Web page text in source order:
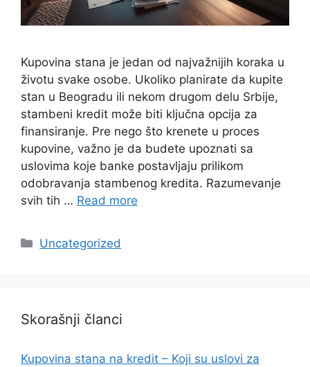
Kupovina stana je jedan od najvažnijih koraka u
životu svake osobe. Ukoliko planirate da kupite
stan u Beogradu ili nekom drugom delu Srbije,
stambeni kredit može biti ključna opcija za
finansiranje. Pre nego što krenete u proces
kupovine, važno je da budete upoznati sa
uslovima koje banke postavljaju prilikom
odobravanja stambenog kredita. Razumevanje
svih tih … Read more
Categories
Uncategorized
Skorašnji članci
Kupovina stana na kredit – Koji su uslovi za